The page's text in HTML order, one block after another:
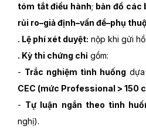
tóm tắt điều hành; bản đồ các
rủi ro–giả định–vấn đề–phụ
. Lệ phí xét duyệt: nộp khi gửi hồ
. Kỳ thi chứng chỉ gồm:
- Trắc nghiệm tình huống
CEC (mức Professional > 150
- Tự luận ngắn theo tình
nghị).